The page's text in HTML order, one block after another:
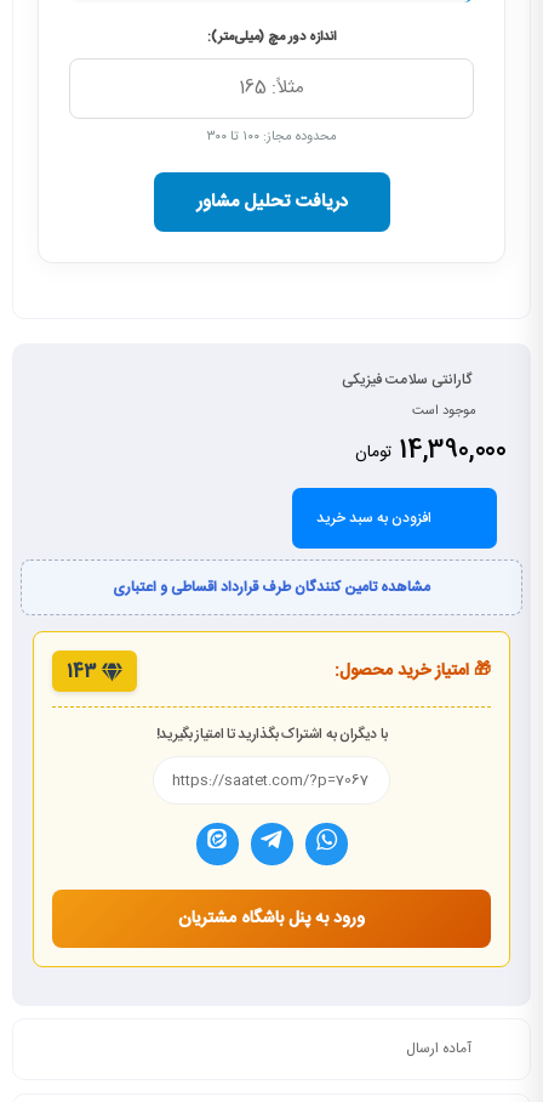
اندازه دور مچ (میلی‌متر):
محدوده مجاز: ۱۰۰ تا ۳۰۰
دریافت تحلیل مشاور
گارانتی سلامت فیزیکی
موجود است
14,390,000 تومان
افزودن به سبد خرید
مشاهده تامین کنندگان طرف قرارداد اقساطی و اعتباری
🎁 امتیاز خرید محصول: 143
با دیگران به اشتراک بگذارید تا امتیاز بگیرید!
ورود به پنل باشگاه مشتریان
آماده ارسال